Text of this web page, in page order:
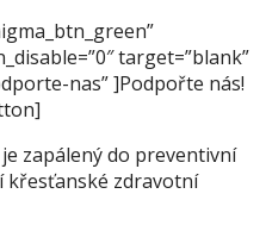
target=”blank”
nas” ]Podpořte nás!
zapálený do preventivní
křesťanské zdravotní